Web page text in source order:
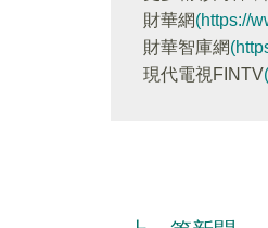
財華網(https://
財華智庫網
現代電視FINTV